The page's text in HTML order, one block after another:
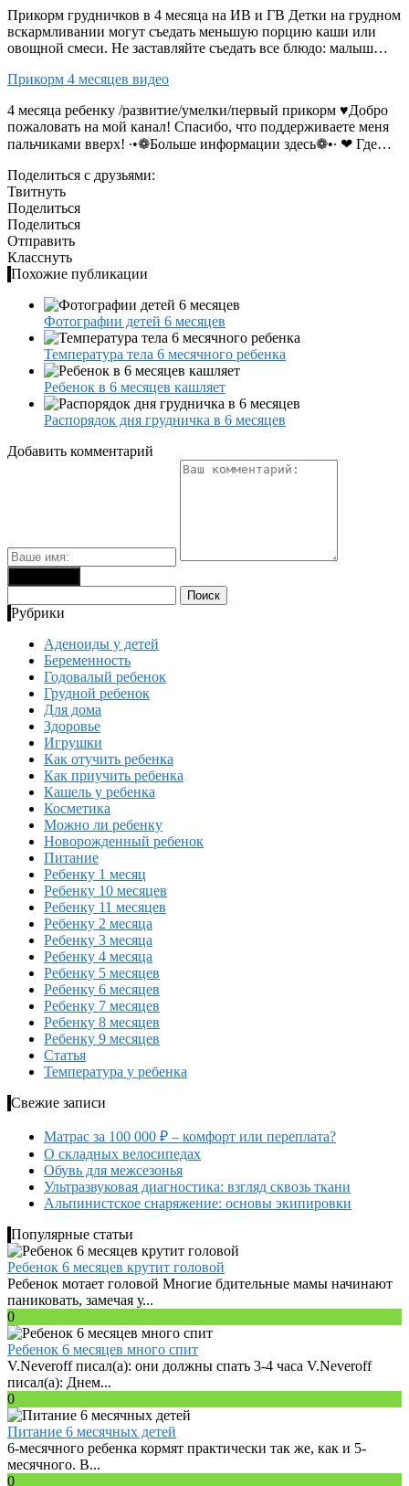
Прикорм грудничков в 4 месяца на ИВ и ГВ Детки на грудном
вскармливании могут съедать меньшую порцию каши или
овощной смеси. Не заставляйте съедать все блюдо: малыш…
Прикорм 4 месяцев видео
4 месяца ребенку /развитие/умелки/первый прикорм ♥Добро
пожаловать на мой канал! Спасибо, что поддерживаете меня
пальчиками вверх! ∙•❁Больше информации здесь❁•∙ ❤ Где…
Поделиться с друзьями:
Твитнуть
Поделиться
Поделиться
Отправить
Класснуть
Похожие публикации
Фотографии детей 6 месяцев
Температура тела 6 месячного ребенка
Ребенок в 6 месяцев кашляет
Распорядок дня грудничка в 6 месяцев
Добавить комментарий
Рубрики
Аденоиды у детей
Беременность
Годовалый ребенок
Грудной ребенок
Для дома
Здоровье
Игрушки
Как отучить ребенка
Как приучить ребенка
Кашель у ребенка
Косметика
Можно ли ребенку
Новорожденный ребенок
Питание
Ребенку 1 месяц
Ребенку 10 месяцев
Ребенку 11 месяцев
Ребенку 2 месяца
Ребенку 3 месяца
Ребенку 4 месяца
Ребенку 5 месяцев
Ребенку 6 месяцев
Ребенку 7 месяцев
Ребенку 8 месяцев
Ребенку 9 месяцев
Статья
Температура у ребенка
Свежие записи
Матрас за 100 000 ₽ – комфорт или переплата?
О складных велосипедах
Обувь для межсезонья
Ультразвуковая диагностика: взгляд сквозь ткани
Альпинистское снаряжение: основы экипировки
Популярные статьи
Ребенок 6 месяцев крутит головой
Ребенок мотает головой Многие бдительные мамы начинают
паниковать, замечая у...
0
Ребенок 6 месяцев много спит
V.Neveroff писал(а): они должны спать 3-4 часа V.Neveroff
писал(а): Днем...
0
Питание 6 месячных детей
6-месячного ребенка кормят практически так же, как и 5-
месячного. В...
0